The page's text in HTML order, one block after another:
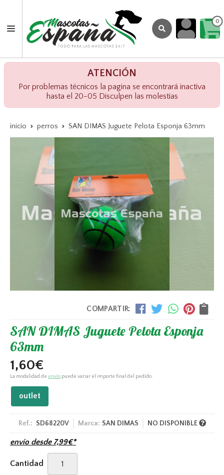
0
ATENCIÓN
Por problemas técnicos la pagina se encontrará inactiva
hasta el 20-05 Disculpen las molestias
inicio perros SAN DIMAS Juguete Pelota Esponja 63mm
COMPARTIR:
SAN DIMAS Juguete Pelota Esponja
63mm
1,60€
La modalidad de envío puede variar el importe final del pedido.
outlet
Ref.: SD68220V Marca: SAN DIMAS NO DISPONIBLE
envío desde 7,99€*
Cantidad